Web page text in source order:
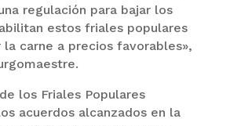
regulación para bajar los
estos friales populares
la carne a precios favorables»,
los Friales Populares
acuerdos alcanzados en la